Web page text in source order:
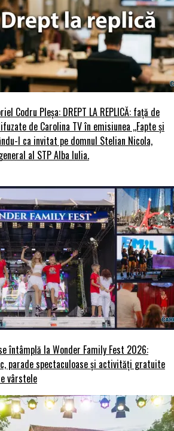
Codru Pleșa: DREPT LA REPLICĂ: față de
de Carolina TV în emisiunea ,,Fapte și
l ca invitat pe domnul Stelian Nicola,
al STP Alba Iulia.
întâmplă la Wonder Family Fest 2026:
parade spectaculoase și activități gratuite
vârstele